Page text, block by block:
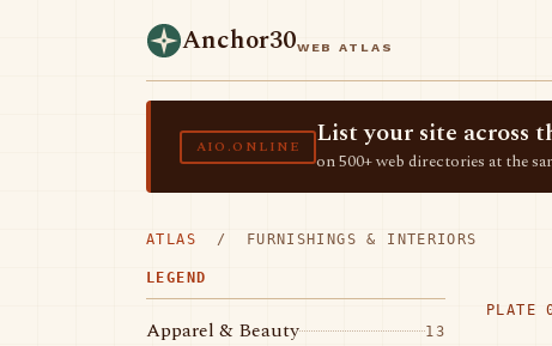
Anchor30WEB ATLAS
AIO.ONLINE List your site across
on 500+ web directories at the
ATLAS / FURNISHINGS & INTERIORS
LEGEND
Apparel & Beauty 13
PLATE